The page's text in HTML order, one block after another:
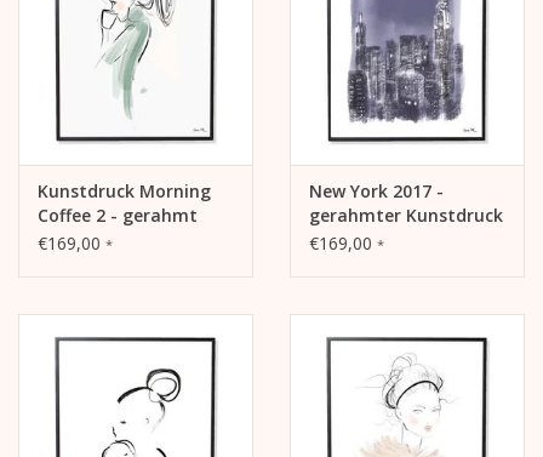
Kunstdruck Morning
Coffee 2 - gerahmt
€169,00 *
New York 2017 -
gerahmter Kunstdruck
€169,00 *